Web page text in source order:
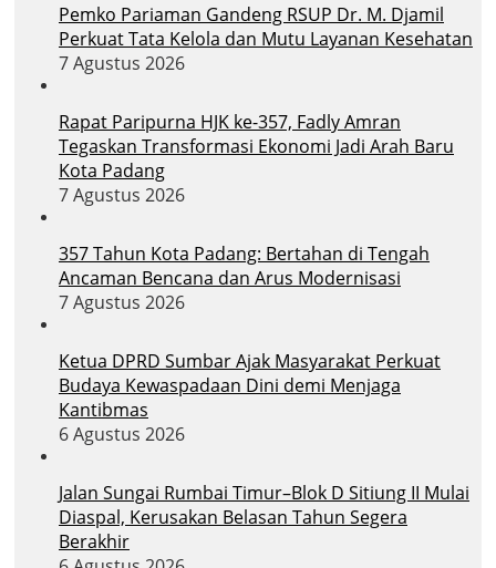
Pemko Pariaman Gandeng RSUP Dr. M. Djamil
Perkuat Tata Kelola dan Mutu Layanan Kesehatan
7 Agustus 2026
Rapat Paripurna HJK ke-357, Fadly Amran
Tegaskan Transformasi Ekonomi Jadi Arah Baru
Kota Padang
7 Agustus 2026
357 Tahun Kota Padang: Bertahan di Tengah
Ancaman Bencana dan Arus Modernisasi
7 Agustus 2026
Ketua DPRD Sumbar Ajak Masyarakat Perkuat
Budaya Kewaspadaan Dini demi Menjaga
Kantibmas
6 Agustus 2026
Jalan Sungai Rumbai Timur–Blok D Sitiung II Mulai
Diaspal, Kerusakan Belasan Tahun Segera
Berakhir